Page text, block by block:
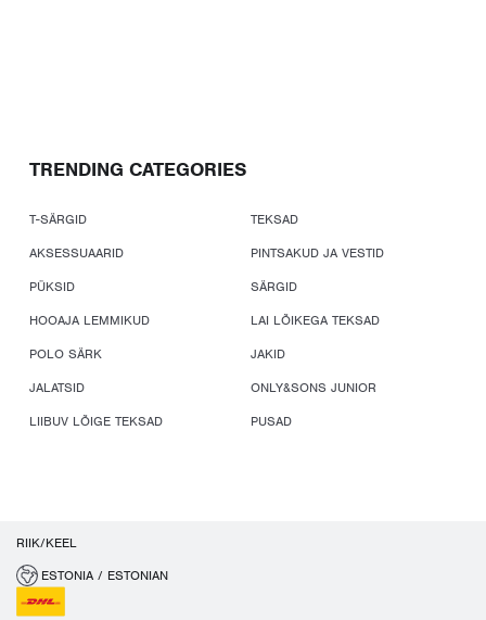
TRENDING CATEGORIES
T-SÄRGID
TEKSAD
AKSESSUAARID
PINTSAKUD JA VESTID
PÜKSID
SÄRGID
HOOAJA LEMMIKUD
LAI LÕIKEGA TEKSAD
POLO SÄRK
JAKID
JALATSID
ONLY&SONS JUNIOR
LIIBUV LÕIGE TEKSAD
PUSAD
RIIK/KEEL
ESTONIA / ESTONIAN